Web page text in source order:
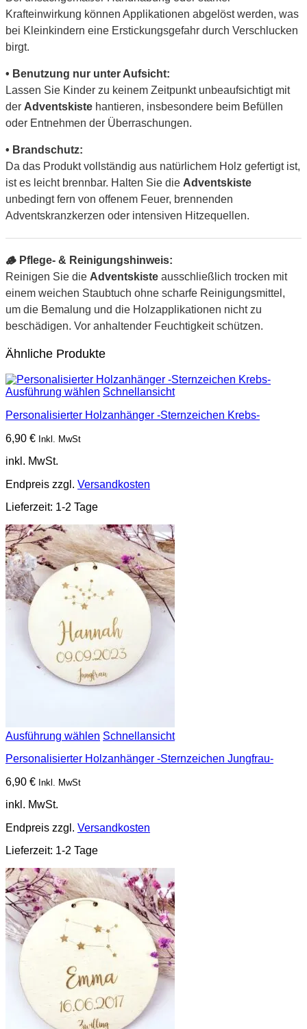
Krafteinwirkung können Applikationen abgelöst werden, was
bei Kleinkindern eine Erstickungsgefahr durch Verschlucken
birgt.
• Benutzung nur unter Aufsicht:
Lassen Sie Kinder zu keinem Zeitpunkt unbeaufsichtigt mit
der Adventskiste hantieren, insbesondere beim Befüllen
oder Entnehmen der Überraschungen.
• Brandschutz:
Da das Produkt vollständig aus natürlichem Holz gefertigt ist,
ist es leicht brennbar. Halten Sie die Adventskiste
unbedingt fern von offenem Feuer, brennenden
Adventskranzkerzen oder intensiven Hitzequellen.
🪵 Pflege- & Reinigungshinweis:
Reinigen Sie die Adventskiste ausschließlich trocken mit
einem weichen Staubtuch ohne scharfe Reinigungsmittel,
um die Bemalung und die Holzapplikationen nicht zu
beschädigen. Vor anhaltender Feuchtigkeit schützen.
Ähnliche Produkte
Ausführung wählen Schnellansicht
Personalisierter Holzanhänger -Sternzeichen Krebs-
6,90 € Inkl. MwSt
inkl. MwSt.
Endpreis zzgl. Versandkosten
Lieferzeit: 1-2 Tage
Ausführung wählen Schnellansicht
Personalisierter Holzanhänger -Sternzeichen Jungfrau-
6,90 € Inkl. MwSt
inkl. MwSt.
Endpreis zzgl. Versandkosten
Lieferzeit: 1-2 Tage